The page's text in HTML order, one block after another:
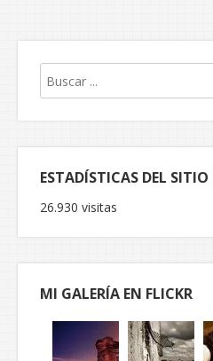
ESTADÍSTICAS DEL SITIO
26.930 visitas
MI GALERÍA EN FLICKR